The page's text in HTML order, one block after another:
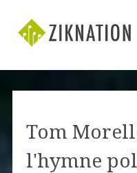
Tom
l'hymne